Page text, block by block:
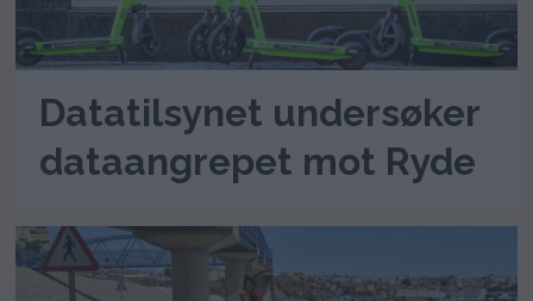
Datatilsynet undersøker
dataangrepet mot Ryde